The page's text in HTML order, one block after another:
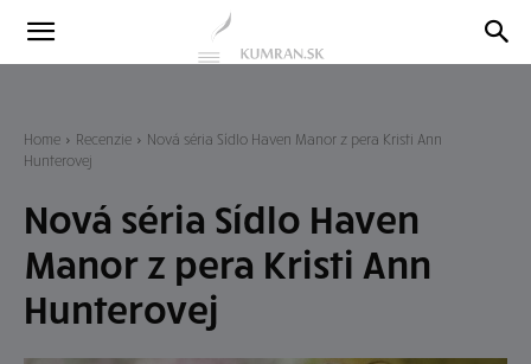
Kumran
Home Recenzie
Nová séria Sídlo Haven Manor z pera Kristi Ann
Hunterovej
Nová séria Sídlo Haven
Manor z pera Kristi Ann
Hunterovej